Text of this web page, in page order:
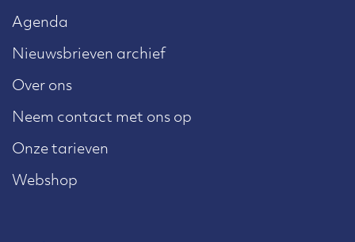
Agenda
Nieuwsbrieven archief
Over ons
Neem contact met ons op
Onze tarieven
Webshop